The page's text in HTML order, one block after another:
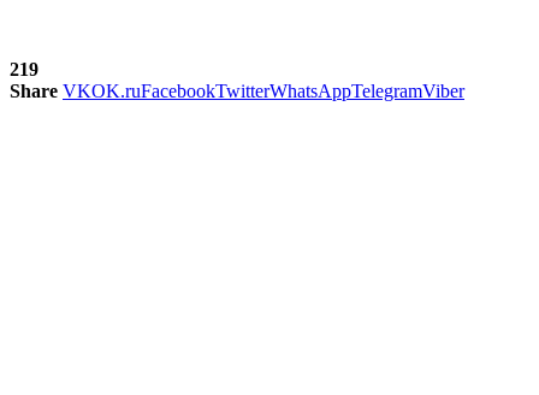
219
Share VKOK.ruFacebookTwitterWhatsAppTelegramViber